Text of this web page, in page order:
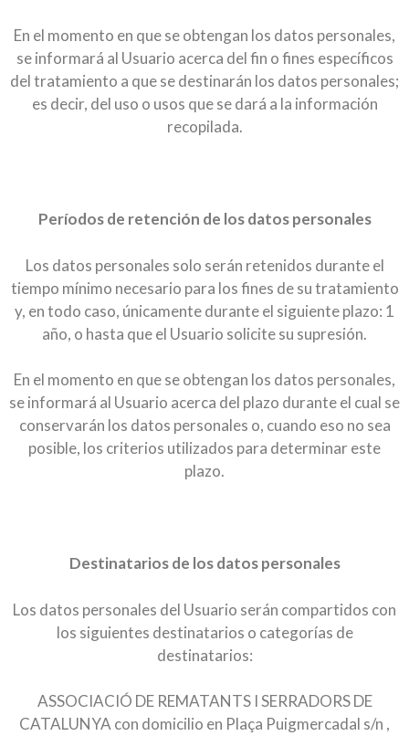
En el momento en que se obtengan los datos personales,
se informará al Usuario acerca del fin o fines específicos
del tratamiento a que se destinarán los datos personales;
es decir, del uso o usos que se dará a la información
recopilada.
Períodos de retención de los datos personales
Los datos personales solo serán retenidos durante el
tiempo mínimo necesario para los fines de su tratamiento
y, en todo caso, únicamente durante el siguiente plazo: 1
año, o hasta que el Usuario solicite su supresión.
En el momento en que se obtengan los datos personales,
se informará al Usuario acerca del plazo durante el cual se
conservarán los datos personales o, cuando eso no sea
posible, los criterios utilizados para determinar este
plazo.
Destinatarios de los datos personales
Los datos personales del Usuario serán compartidos con
los siguientes destinatarios o categorías de
destinatarios:
ASSOCIACIÓ DE REMATANTS I SERRADORS DE
CATALUNYA con domicilio en Plaça Puigmercadal s/n ,